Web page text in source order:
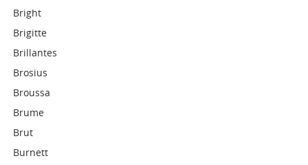
Bright
Brigitte
Brillantes
Brosius
Broussa
Brume
Brut
Burnett